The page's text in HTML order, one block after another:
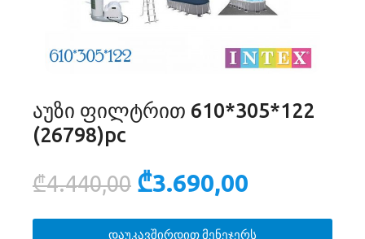
აუზი ფილტრით 610*305*122
(26798)pc
₾4.440,00 ₾3.690,00
დაუკავშირდით მენეჯერს